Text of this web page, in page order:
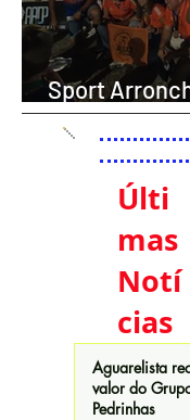
Sport
conquista
coletivo na
Últi
mas
Notí
cias
Aguarelista
valor do
Pedrinhas